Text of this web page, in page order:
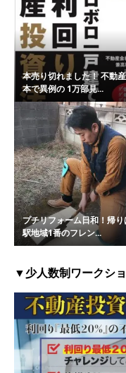
本売り切れました！ 不動
本で異例の 1万部見...
プチリフォーム日和！帰り
駅地域1番のフレン...
▼少人数制ワークシ